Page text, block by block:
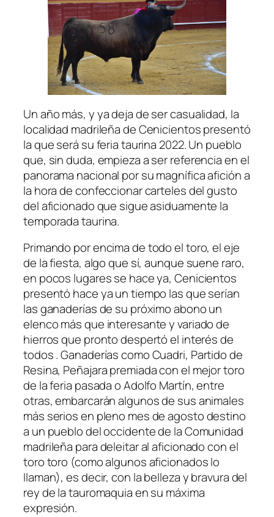
Un año más, y ya deja de ser casualidad, la
localidad madrileña de Cenicientos presentó
la que será su feria taurina 2022. Un pueblo
que, sin duda, empieza a ser referencia en el
panorama nacional por su magnífica afición a
la hora de confeccionar carteles del gusto
del aficionado que sigue asiduamente la
temporada taurina.
Primando por encima de todo el toro, el eje
de la fiesta, algo que sí, aunque suene raro,
en pocos lugares se hace ya, Cenicientos
presentó hace ya un tiempo las que serían
las ganaderías de su próximo abono un
elenco más que interesante y variado de
hierros que pronto despertó el interés de
todos . Ganaderías como Cuadri, Partido de
Resina, Peñajara premiada con el mejor toro
de la feria pasada o Adolfo Martín, entre
otras, embarcarán algunos de sus animales
más serios en pleno mes de agosto destino
a un pueblo del occidente de la Comunidad
madrileña para deleitar al aficionado con el
toro toro (como algunos aficionados lo
llaman), es decir, con la belleza y bravura del
rey de la tauromaquia en su máxima
expresión.